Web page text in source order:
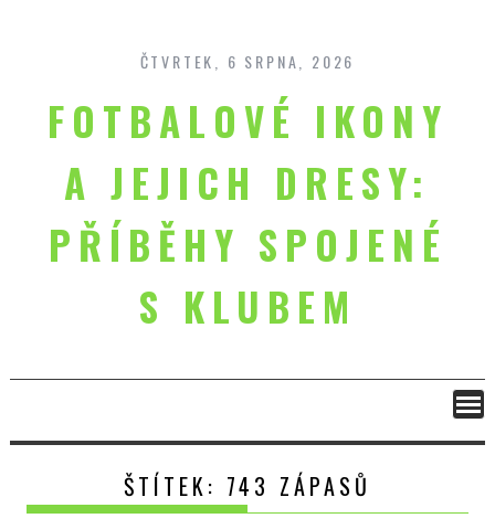
content
ČTVRTEK, 6 SRPNA, 2026
FOTBALOVÉ IKONY
A JEJICH DRESY:
PŘÍBĚHY SPOJENÉ
S KLUBEM
ŠTÍTEK: 743 ZÁPASŮ